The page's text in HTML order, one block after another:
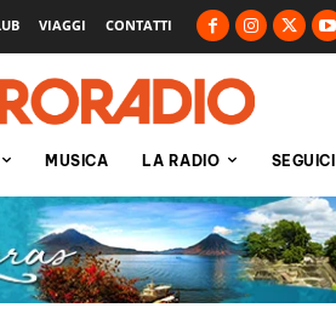
VIAGGI CONTATTI
MUSICA LA RADIO SEGUICI